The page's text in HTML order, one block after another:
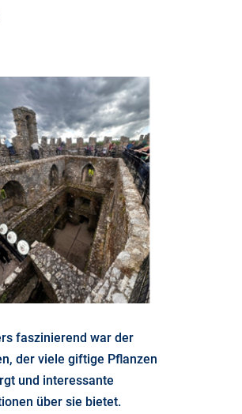
faszinierend war der
der viele giftige Pflanzen
und interessante
über sie bietet.